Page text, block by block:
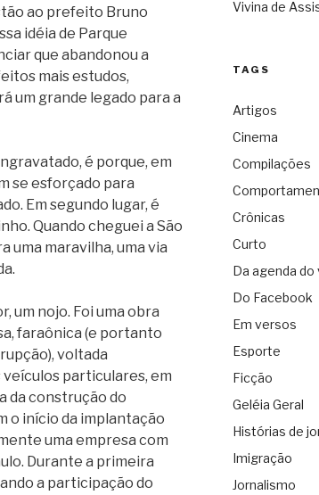
ao prefeito Bruno
idéia de Parque
que abandonou a
mais estudos,
um grande legado para a
é porque, em
se esforçado para
Em segundo lugar, é
Quando cheguei a São
uma maravilha, uma via
um nojo. Foi uma obra
faraônica (e portanto
voltada
particulares, em
da construção do
o início da implantação
uma empresa com
Durante a primeira
a participação do
Vivina de
TAGS
Artigos
Cinema
Compilações
Crônicas
Curto
Da agenda do
Do Facebook
Em versos
Esporte
Ficção
Geléia Geral
Histórias de
Imigração
Jornalismo